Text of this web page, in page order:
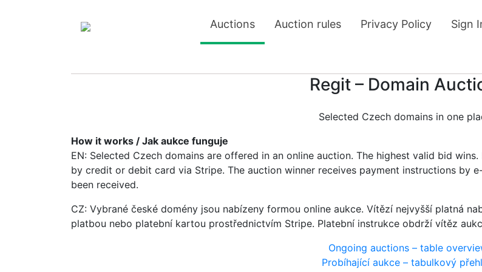
Auctions Auction rules Privacy Policy Sign
Regit – Domain
Selected Czech domains in one
How it works / Jak aukce funguje
EN: Selected Czech domains are offered in an online auction. The highest valid bid
by credit or debit card via Stripe. The auction winner receives payment instructions by
been received.
CZ: Vybrané české domény jsou nabízeny formou online aukce. Vítězí nejvyšší platná
platbou nebo platební kartou prostřednictvím Stripe. Platební instrukce obdrží vítěz
Ongoing auctions – table
Probíhající aukce – tabulkový